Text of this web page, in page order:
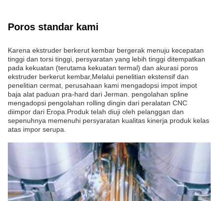
Poros standar kami
Karena ekstruder berkerut kembar bergerak menuju kecepatan
tinggi dan torsi tinggi, persyaratan yang lebih tinggi ditempatkan
pada kekuatan (terutama kekuatan termal) dan akurasi poros
ekstruder berkerut kembar,Melalui penelitian ekstensif dan
penelitian cermat, perusahaan kami mengadopsi impot impot
baja alat paduan pra-hard dari Jerman. pengolahan spline
mengadopsi pengolahan rolling dingin dari peralatan CNC
diimpor dari Eropa.Produk telah diuji oleh pelanggan dan
sepenuhnya memenuhi persyaratan kualitas kinerja produk kelas
atas impor serupa.